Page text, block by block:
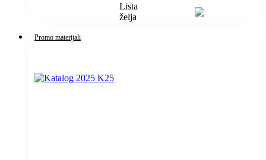
Lista
želja
Promo materijali